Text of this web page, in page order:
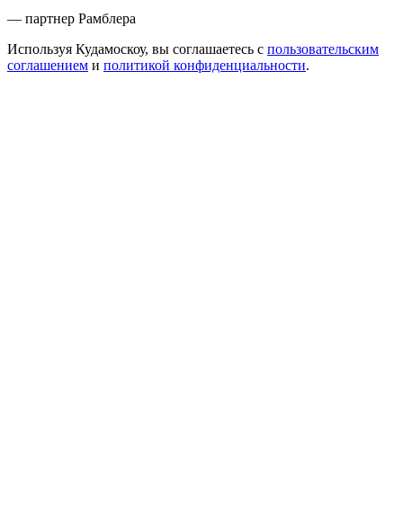
— партнер Рамблера
Используя Кудамоскоу, вы соглашаетесь с пользовательским
соглашением и политикой конфиденциальности.